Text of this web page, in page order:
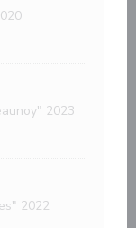
2023
2022